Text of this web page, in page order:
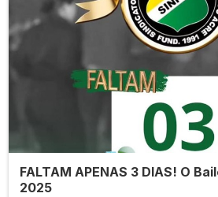
FALTAM APENAS 3 DIAS! O
2025